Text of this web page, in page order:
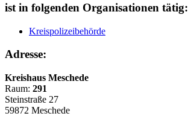
ist in folgenden Organisationen tätig:
Kreispolizeibehörde
Adresse:
Kreishaus Meschede
Raum: 291
Steinstraße 27
59872 Meschede